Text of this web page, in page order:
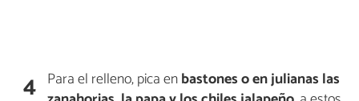
4 Para el relleno, pica enbastones o en julianas las